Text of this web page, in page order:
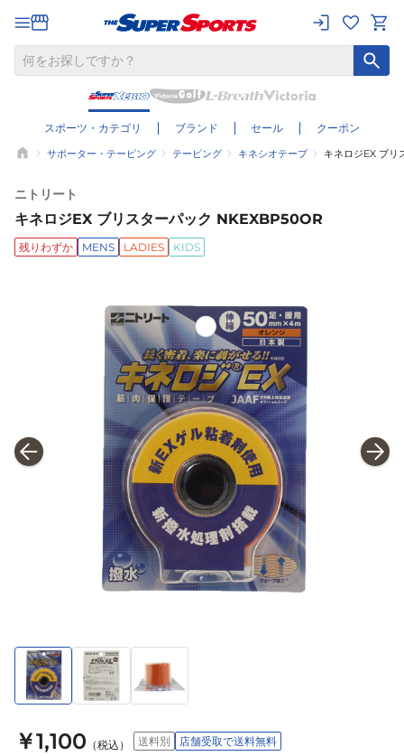
スポーツ・カテゴリ ブランド セール クーポン
サポーター・テーピング テーピング キネシオテープ キネロジEX ブ
ニトリート
キネロジEX ブリスターパック NKEXBP50OR
残りわずか MENS LADIES KIDS
￥1,100 （税込） 送料別 店舗受取で送料無料